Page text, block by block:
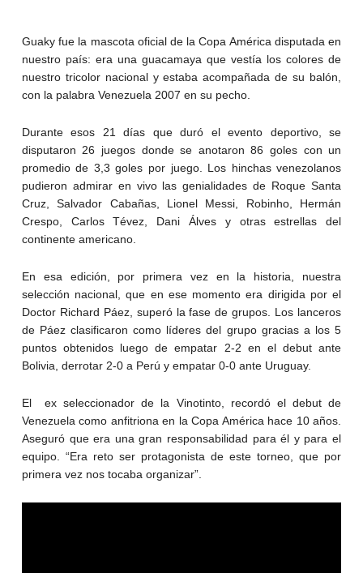
Guaky fue la mascota oficial de la Copa América disputada en
nuestro país: era una guacamaya que vestía los colores de
nuestro tricolor nacional y estaba acompañada de su balón,
con la palabra Venezuela 2007 en su pecho.
Durante esos 21 días que duró el evento deportivo, se
disputaron 26 juegos donde se anotaron 86 goles con un
promedio de 3,3 goles por juego. Los hinchas venezolanos
pudieron admirar en vivo las genialidades de Roque Santa
Cruz, Salvador Cabañas, Lionel Messi, Robinho, Hermán
Crespo, Carlos Tévez, Dani Álves y otras estrellas del
continente americano.
En esa edición, por primera vez en la historia, nuestra
selección nacional, que en ese momento era dirigida por el
Doctor Richard Páez, superó la fase de grupos. Los lanceros
de Páez clasificaron como líderes del grupo gracias a los 5
puntos obtenidos luego de empatar 2-2 en el debut ante
Bolivia, derrotar 2-0 a Perú y empatar 0-0 ante Uruguay.
El ex seleccionador de la Vinotinto, recordó el debut de
Venezuela como anfitriona en la Copa América hace 10 años.
Aseguró que era una gran responsabilidad para él y para el
equipo. “Era reto ser protagonista de este torneo, que por
primera vez nos tocaba organizar”.